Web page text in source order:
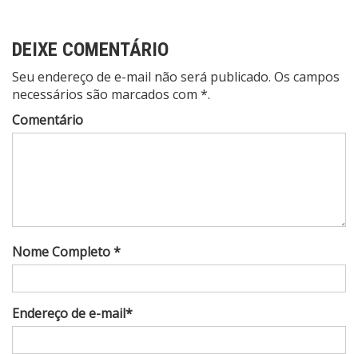
DEIXE COMENTÁRIO
Seu endereço de e-mail não será publicado. Os campos
necessários são marcados com *.
Comentário
Nome Completo *
Endereço de e-mail*